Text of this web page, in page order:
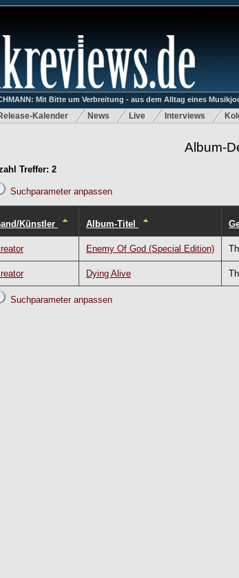
Mit Bitte um Verbreitung - aus dem Alltag eines
Kalender News Live Interviews
Album-
Treffer: 2
Suchparameter anpassen
Künstler Album-Titel
Enemy Of God (Special Edition)
Dying Alive
Suchparameter anpassen